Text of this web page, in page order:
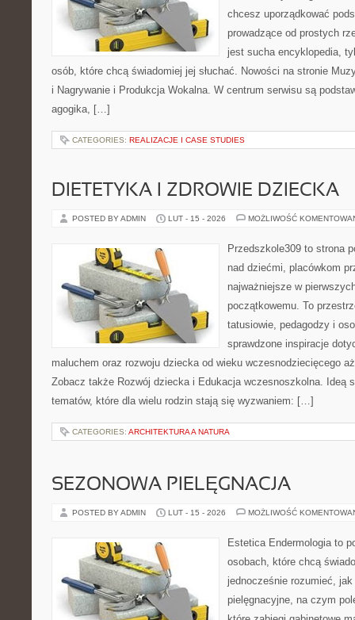
chcesz uporządkować
prowadzące od prostych
jest sucha encyklopedia,
osób, które chcą świadomiej jej słuchać. Nowości na stronie
i Nagrywanie i Produkcja Wokalna. W centrum serwisu są
agogika, […]
CATEGORIES: REALIZACJE I CASE STUDIES
DIETETYKA I ZDROWIE DZIECKA
POSTED BY ADMIN LUT - 15 - 2026 MOŻLIWOŚĆ
Przedszkole309 to strona
nad dziećmi, placówkom
najważniejsze w
początkowemu. To
tatusiowie, pedagodzy i
sprawdzone inspiracje
maluchem oraz rozwoju dziecka od wieku wczesnodziecięcego
Zobacz także Rozwój dziecka i Edukacja wczesnoszkolna. Ideą
tematów, które dla wielu rodzin stają się wyzwaniem: […]
CATEGORIES: ARCHITEKTURA A NATURA
SEZONOWA PIELĘGNACJA
POSTED BY ADMIN LUT - 15 - 2026 MOŻLIWOŚĆ
Estetica Endermologia to
osobach, które chcą
jednocześnie rozumieć, jak
pielęgnacyjne, na czym